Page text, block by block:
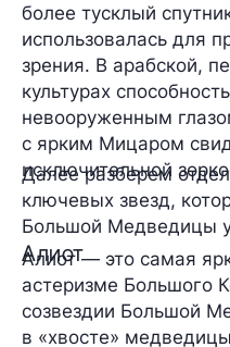
более тусклый
использовалась для
зрения. В арабской,
культурах
невооруженным
с ярким Мицаром
исключительной
Далее разберем
ключевых звезд,
Большой Медведицы
Алиот
Алиот — это самая
астеризме Большого
созвездии Большой
в «хвосте»